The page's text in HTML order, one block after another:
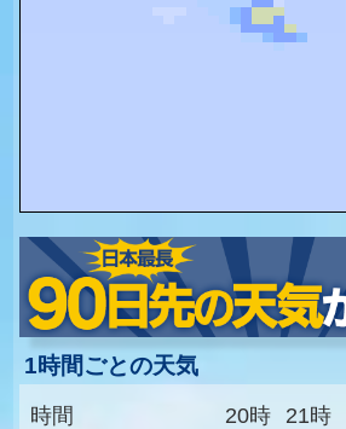
1時間ごとの天気
時間
20時 21時